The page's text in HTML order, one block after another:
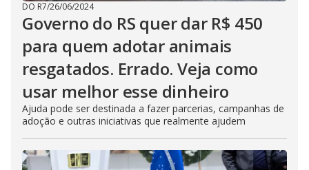
DO R7/26/06/2024
Governo do RS quer dar R$ 450
para quem adotar animais
resgatados. Errado. Veja como
usar melhor esse dinheiro
Ajuda pode ser destinada a fazer parcerias, campanhas de
adoção e outras iniciativas que realmente ajudem